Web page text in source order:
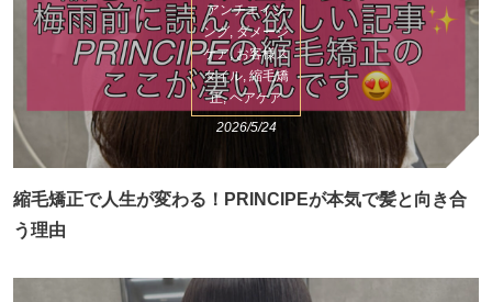
アンチエイジ
ング, ダメージ
ケア, お客様ス
タイル, 縮毛矯
正, ヘアケア
2026/5/24
縮毛矯正で人生が変わる！PRINCIPEが本気で髪と向き合
う理由